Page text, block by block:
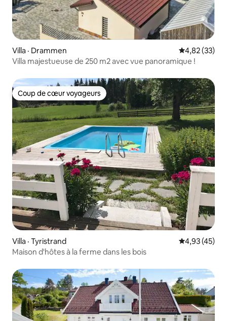
Villa · Drammen Note
4,82 (33)
Villa majestueuse de 250 m2 avec vue panoramique !
Coup de cœur voyageurs
Coup de cœur voyageurs
Villa · Tyristrand Note
4,93 (45)
Maison d'hôtes à la ferme dans les bois